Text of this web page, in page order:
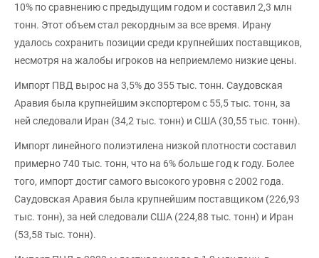
10% по сравнению с предыдущим годом и составил 2,3 млн
тонн. Этот объем стал рекордным за все время. Ирану
удалось сохранить позиции среди крупнейших поставщиков,
несмотря на жалобы игроков на неприемлемо низкие цены.
Импорт ПВД вырос на 3,5% до 355 тыс. тонн. Саудовская
Аравия была крупнейшим экспортером с 55,5 тыс. тонн, за
ней следовали Иран (34,2 тыс. тонн) и США (30,55 тыс. тонн).
Импорт линейного полиэтилена низкой плотности составил
примерно 740 тыс. тонн, что на 6% больше год к году. Более
того, импорт достиг самого высокого уровня с 2002 года.
Саудовская Аравия была крупнейшим поставщиком (226,93
тыс. тонн), за ней следовали США (224,88 тыс. тонн) и Иран
(53,58 тыс. тонн).